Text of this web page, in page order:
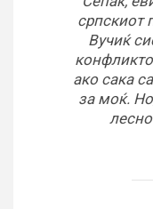
српскиот
Вучиќ
ако сака
за моќ.